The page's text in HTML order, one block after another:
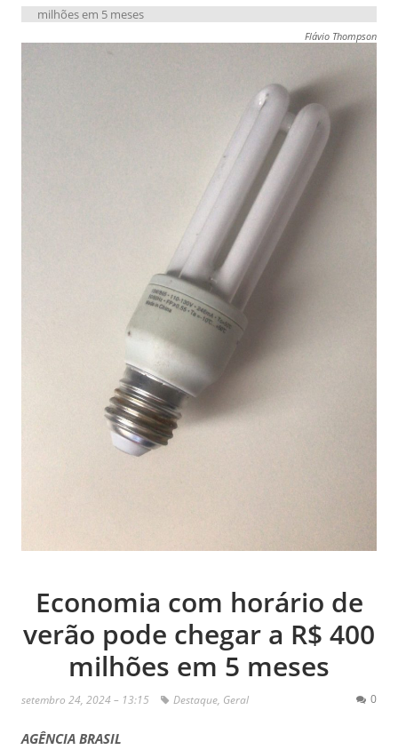
milhões em 5 meses
Flávio Thompson
Economia com horário de
verão pode chegar a R$ 400
milhões em 5 meses
setembro 24, 2024 – 13:15 Destaque, Geral 0
AGÊNCIA BRASIL